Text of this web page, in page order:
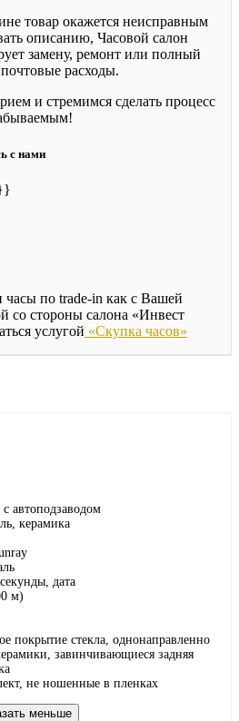
товар окажется неисправным
описанию, Часовой салон
замену, ремонт или полный
расходы.
и стремимся сделать процесс
с нами
по trade-in как с Вашей
со стороны салона «Инвест
услугой «Скупка часов»
автоподзаводом
керамика
дата
м)
покрытие стекла, однонаправленно
завинчивающиеся задняя
не ношенные в пленках
меньше